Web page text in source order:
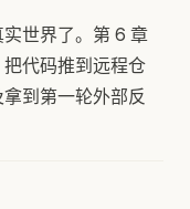
世界了。第 6 章
代码推到远程仓
到第一轮外部反